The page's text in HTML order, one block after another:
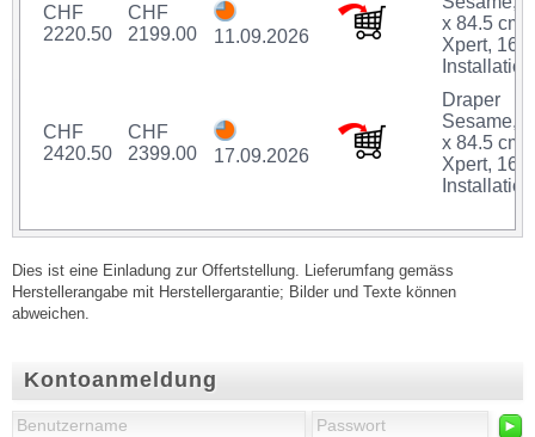
Kontoanmeldung
►
CHF
2220.50
CHF
2199.00
11.09.2026
x 84.5 cm,
Xpert,
Installation
CHF
2420.50
CHF
2399.00
17.09.2026
Draper
Sesame,
x 84.5 cm,
Xpert,
Installation
Dies ist eine Einladung zur Offertstellung. Lieferumfang gemäss
Herstellerangabe mit Herstellergarantie; Bilder und Texte können
abweichen.